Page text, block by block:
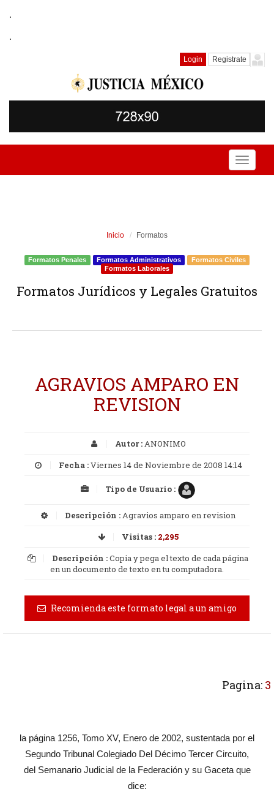
.
.
Login Registrate
Toggle
Inicio Formatos
Formatos Penales Formatos Administrativos
Formatos Civiles
Formatos Laborales
Formatos Jurídicos y Legales Gratuitos
AGRAVIOS AMPARO EN
REVISION
Autor :ANONIMO
Fecha :Viernes 14 de Noviembre de 2008 14:14
Tipo de Usuario :
Descripción :Agravios amparo en revision
Visitas : 2,295
Descripción :Copia y pega el texto de cada página
en un documento de texto en tu computadora.
Recomienda este formato legal a un amigo
Pagina: 3
la página 1256, Tomo XV, Enero de 2002, sustentada por el
Segundo Tribunal Colegiado Del Décimo Tercer Circuito,
del Semanario Judicial de la Federación y su Gaceta que
dice: